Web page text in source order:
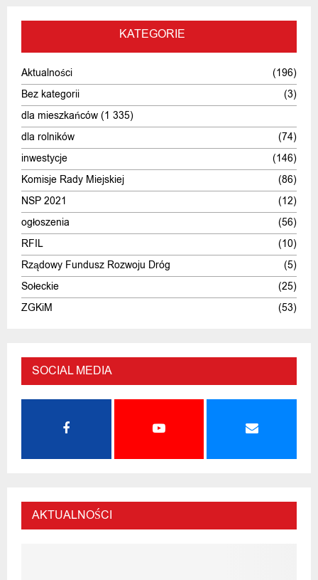
KATEGORIE
Aktualności
(196)
Bez kategorii
(3)
dla mieszkańców (1 335)
dla rolników
(74)
inwestycje
(146)
Komisje Rady Miejskiej
(86)
NSP 2021
(12)
ogłoszenia
(56)
RFIL
(10)
Rządowy Fundusz Rozwoju Dróg
(5)
Sołeckie
(25)
ZGKiM
(53)
SOCIAL MEDIA
AKTUALNOŚCI